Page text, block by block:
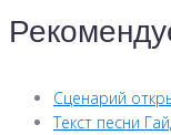
Сценарий
Текст песни